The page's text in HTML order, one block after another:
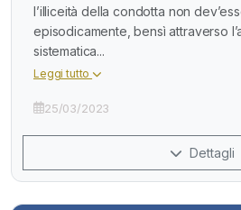
l’illiceità della condotta non
episodicamente, bensì attraverso
sistematica...
Leggi tutto
25/03/2023
Dettagli